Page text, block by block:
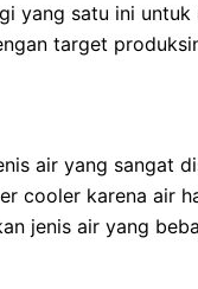
yang satu ini
target
air yang sangat
cooler karena air
jenis air yang